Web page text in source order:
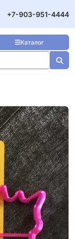
+7-903-951-4444
Каталог